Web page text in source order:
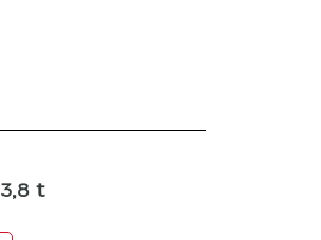
3,8 t